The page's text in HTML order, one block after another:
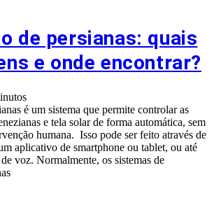
de persianas: quais
e onde encontrar?
é um sistema que permite controlar as
e tela solar de forma automática, sem
humana. Isso pode ser feito através de
aplicativo de smartphone ou tablet, ou até
voz. Normalmente, os sistemas de